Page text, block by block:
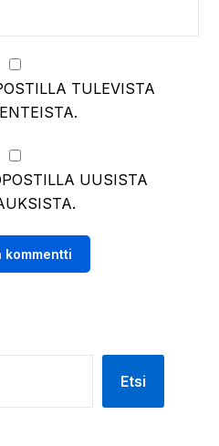
TULEVISTA
UUSISTA
Etsi